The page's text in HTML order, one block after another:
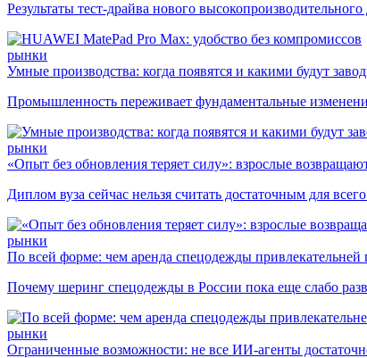
Результаты тест-драйва нового
рынки
Умные производства: когда появятся и какими будут
Промышленность переживает фундаментальные
рынки
«Опыт без обновления теряет силу»: взрослые
Диплом вуза сейчас нельзя считать достаточным для
рынки
По всей форме: чем аренда спецодежды привлекательней
Почему шеринг спецодежды в России пока еще слабо
рынки
Ограниченные возможности: не все ИИ-агенты